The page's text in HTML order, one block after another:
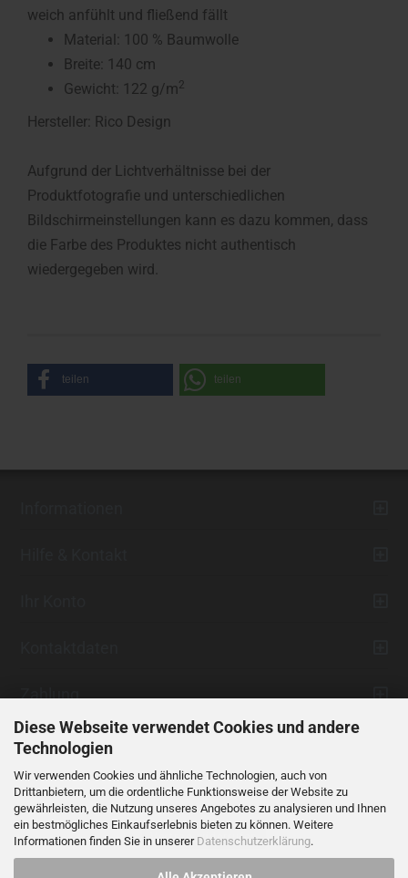
Diese Webseite verwendet Cookies und andere
Technologien
Wir verwenden Cookies und ähnliche Technologien, auch von
Drittanbietern, um die ordentliche Funktionsweise der Website zu
gewährleisten, die Nutzung unseres Angebotes zu analysieren und Ihnen
ein bestmögliches Einkaufserlebnis bieten zu können. Weitere
Informationen finden Sie in unserer Datenschutzerklärung.
weich anfühlt und fließend fällt
Material: 100 % Baumwolle
Breite: 140 cm
Gewicht: 122 g/m2
Hersteller: Rico Design
Aufgrund der Lichtverhältnisse bei der
Produktfotografie und unterschiedlichen
Bildschirmeinstellungen kann es dazu kommen, dass
die Farbe des Produktes nicht authentisch
wiedergegeben wird.
teilen teilen
Zahlung
Vertrag widerrufen